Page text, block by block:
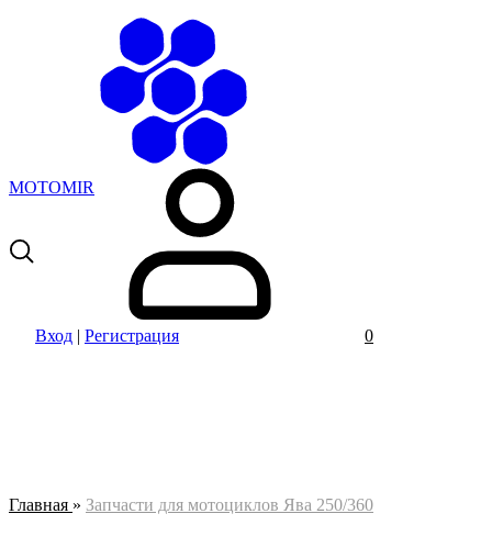
MOTOMIR
Вход | Регистрация 0
Главная » Запчасти для мотоциклов Ява 250/360